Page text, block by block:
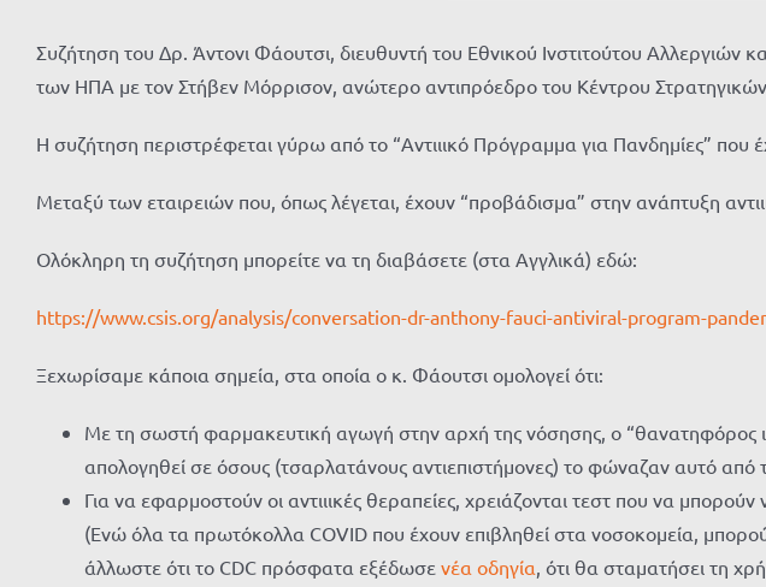
Συζήτηση του Δρ. Άντονι Φάουτσι, διευθυντή του Εθνικού Ινστιτούτου
των ΗΠΑ με τον Στήβεν Μόρρισον, ανώτερο αντιπρόεδρο του Κέντρου
Η συζήτηση περιστρέφεται γύρω από το “Αντιιικό Πρόγραμμα για Πανδημίες”
Μεταξύ των εταιρειών που, όπως λέγεται, έχουν “προβάδισμα” στην ανάπτυξη
Ολόκληρη τη συζήτηση μπορείτε να τη διαβάσετε (στα Αγγλικά) εδώ:
https://www.csis.org/analysis/conversation-dr-anthony-fauci-antiviral-program-
Ξεχωρίσαμε κάποια σημεία, στα οποία ο κ. Φάουτσι ομολογεί ότι:
Με τη σωστή φαρμακευτική αγωγή στην αρχή της νόσησης, ο “θανατηφόρος
απολογηθεί σε όσους (τσαρλατάνους αντιεπιστήμονες) το φώναζαν αυτό από
Για να εφαρμοστούν οι αντιιικές θεραπείες, χρειάζονται τεστ που να
(Ενώ όλα τα πρωτόκολλα COVID που έχουν επιβληθεί στα νοσοκομεία,
άλλωστε ότι το CDC πρόσφατα εξέδωσε νέα οδηγία, ότι θα σταματήσει τη